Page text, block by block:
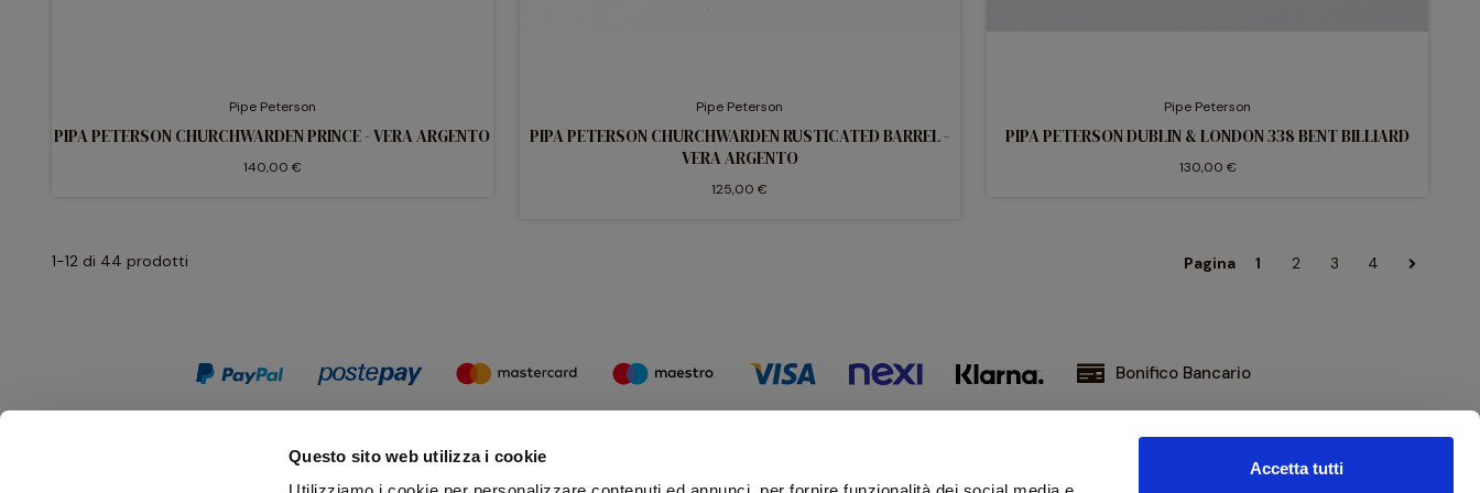
Questo sito web utilizza i cookie
Accetta tutti
Pipe Peterson
PIPA PETERSON CHURCHWARDEN PRINCE - VERA ARGENTO
140,00 €
Pipe Peterson
PIPA PETERSON CHURCHWARDEN RUSTICATED BARREL -
VERA ARGENTO
125,00 €
Pipe Peterson
PIPA PETERSON DUBLIN & LONDON 338 BENT BILLIARD
130,00 €
1-12 di 44 prodotti Pagina 1 2 3 4
Bonifico Bancario
Iscriviti alla nostra newsletter